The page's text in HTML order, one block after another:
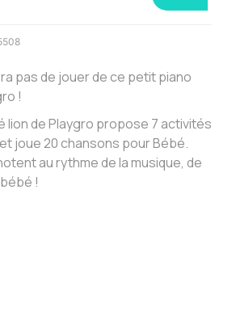
pas de jouer de ce petit piano
!
lion de Playgro propose 7 activités
joue 20 chansons pour Bébé.
au rythme de la musique, de
!